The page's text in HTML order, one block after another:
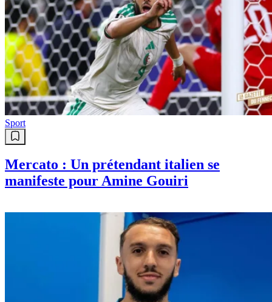
Sport
Mercato : Un prétendant italien se
manifeste pour Amine Gouiri